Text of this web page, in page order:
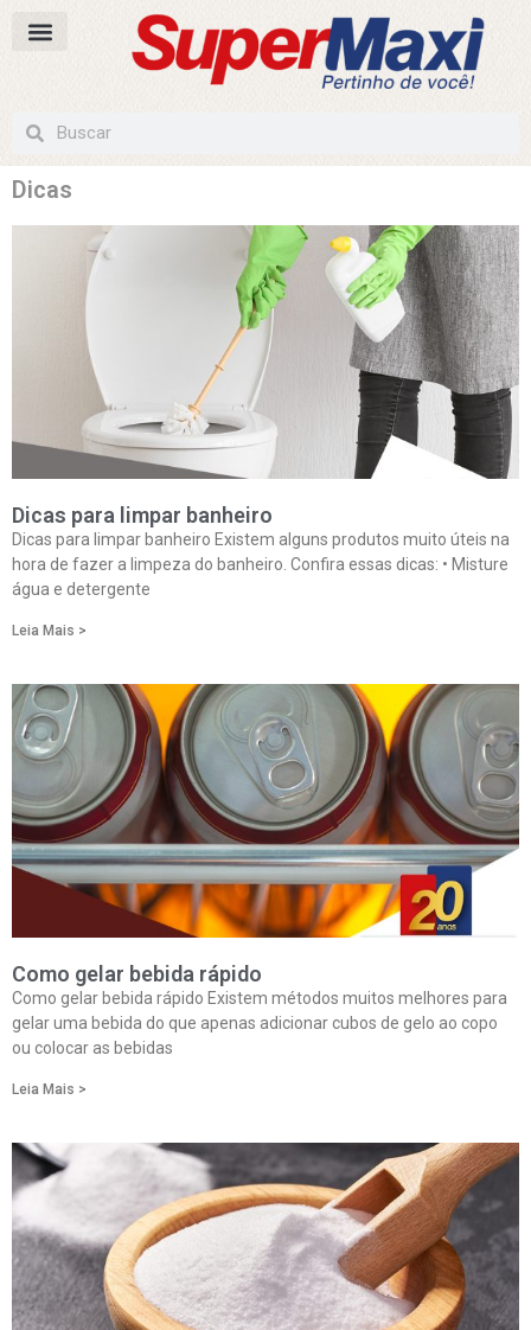
Dicas
Dicas para limpar banheiro
Dicas para limpar banheiro Existem alguns produtos muito úteis na
hora de fazer a limpeza do banheiro. Confira essas dicas: • Misture
água e detergente
Leia Mais >
Como gelar bebida rápido
Como gelar bebida rápido Existem métodos muitos melhores para
gelar uma bebida do que apenas adicionar cubos de gelo ao copo
ou colocar as bebidas
Leia Mais >